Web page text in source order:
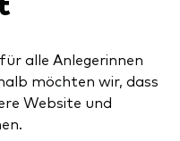
alle Anlegerinnen
möchten wir, dass
Website und